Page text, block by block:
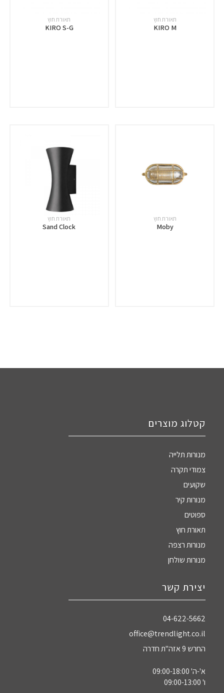
תאורת חוץ
KIRO M
תאורת חוץ
KIRO S-G
תאורת חוץ
Moby
תאורת חוץ
Sand Clock
קטלוג מוצרים
מנורות תלייה
צמודי תקרה
שקועים
מנורות קיר
ספוטים
תאורת חוץ
מנורות רצפה
מנורות שולחן
יצירת קשר
04-622-5662‏
office@trendlight.co.il
החרש 9 אזה"ת חדרה
א'-ה' 09:00-18:00
ו' 09:00-13:00